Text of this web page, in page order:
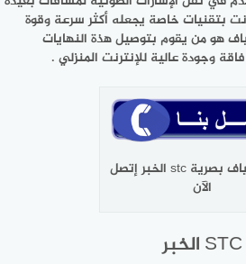
بتقنيات خاصة يجعله أكثر سرعة وقوة
هو من يقوم بتوصيل هذة النهايات
وجودة عالية للإنترنت المنزلي .
مندوب الياف بصرية stc الخبر إتصل
الآن